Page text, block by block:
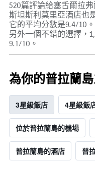
520篇評論給塞舌爾拉
斯坦斯利莫里亞酒店也
它的平均分數是9.4/10
另外一個不錯的選擇，
9.1/10。
為你的普拉蘭
3星級飯店 4星級飯
位於普拉蘭島的機場
普拉蘭島的酒店 普